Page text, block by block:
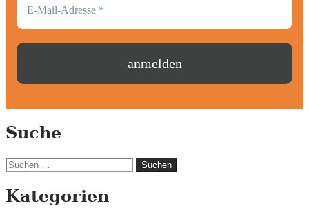
Suche
Suchen
Kategorien